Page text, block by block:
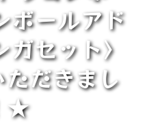
ボールアド
セット〉
だきまし
★